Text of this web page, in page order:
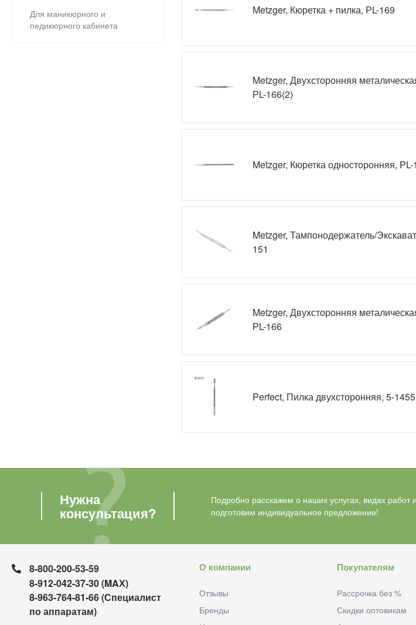
Для маникюрного и
педикюрного кабинета
Metzger, Кюретка + пилка, РL-169
Metzger, Двухсторонняя
РL-166(2)
Metzger, Кюретка односторонняя, РL-
Metzger, Тампонодержатель/
151
Metzger, Двухсторонняя
РL-166
Perfect, Пилка двухсторонняя, 5-1455
Нужна
консультация?
Подробно расскажем о наших услугах, видах работ
подготовим индивидуальное предложение!
8-800-200-53-59
8-912-042-37-30 (MAХ)
8-963-764-81-66 (Специалист
по аппаратам)
О компании
Отзывы
Бренды
Покупателям
Рассрочка без %
Скидки оптовикам